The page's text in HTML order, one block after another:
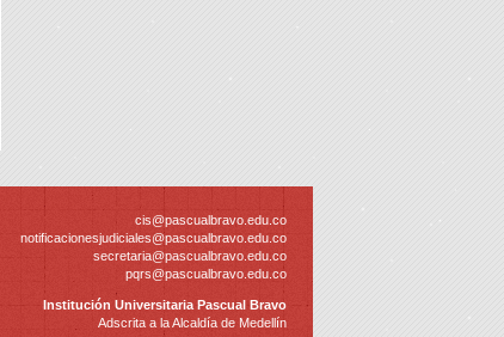
cis@pascualbravo.edu.co
notificacionesjudiciales@pascualbravo.edu.co
secretaria@pascualbravo.edu.co
pqrs@pascualbravo.edu.co
Institución Universitaria Pascual Bravo
Adscrita a la Alcaldía de Medellín